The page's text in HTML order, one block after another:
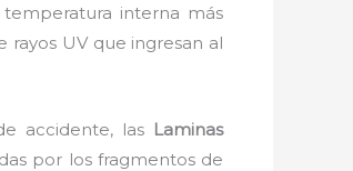
interna más
UV que ingresan al
accidente, las Laminas
por los fragmentos de